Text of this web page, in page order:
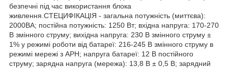
безпечні під час використання блока
живлення.СТЕЦИФІКАЦІЯ - загальна потужність (миттєва):
2000ВА; постійна потужність: 1250 Вт; вхідна напруга: 170-270
В змінного струму; вихідна напруга: 230 В змінного струму ±
1% у режимі роботи від батареї: 216-245 В змінного струму в
режимі мережі з АРН; напруга батареї: 12 В постійного
струму; зарядна напруга (мережа): 13,8 В ± 0,5 В; зарядний